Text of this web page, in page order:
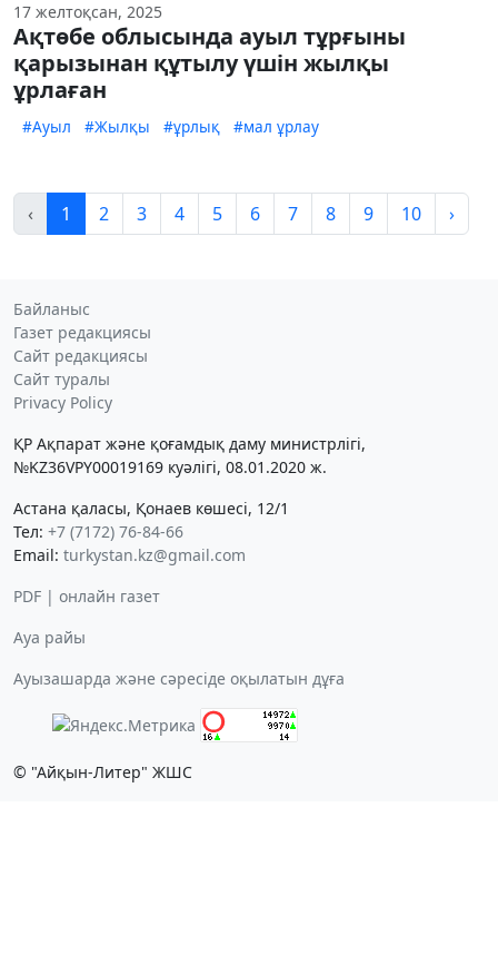
17 желтоқсан, 2025
Ақтөбе облысында ауыл тұрғыны
қарызынан құтылу үшін жылқы
ұрлаған
#Ауыл #Жылқы #ұрлық #мал ұрлау
‹ 1 2 3 4 5 6 7 8 9 10 ›
Байланыс
Газет редакциясы
Сайт редакциясы
Сайт туралы
Privacy Policy
ҚР Ақпарат және қоғамдық даму министрлігі,
№KZ36VPY00019169 куәлігі, 08.01.2020 ж.
Астана қаласы, Қонаев көшесі, 12/1
Тел: +7 (7172) 76-84-66
Email: turkystan.kz@gmail.com
PDF | онлайн газет
Ауа райы
Ауызашарда және сәресіде оқылатын дұға
© "Айқын-Литер" ЖШС